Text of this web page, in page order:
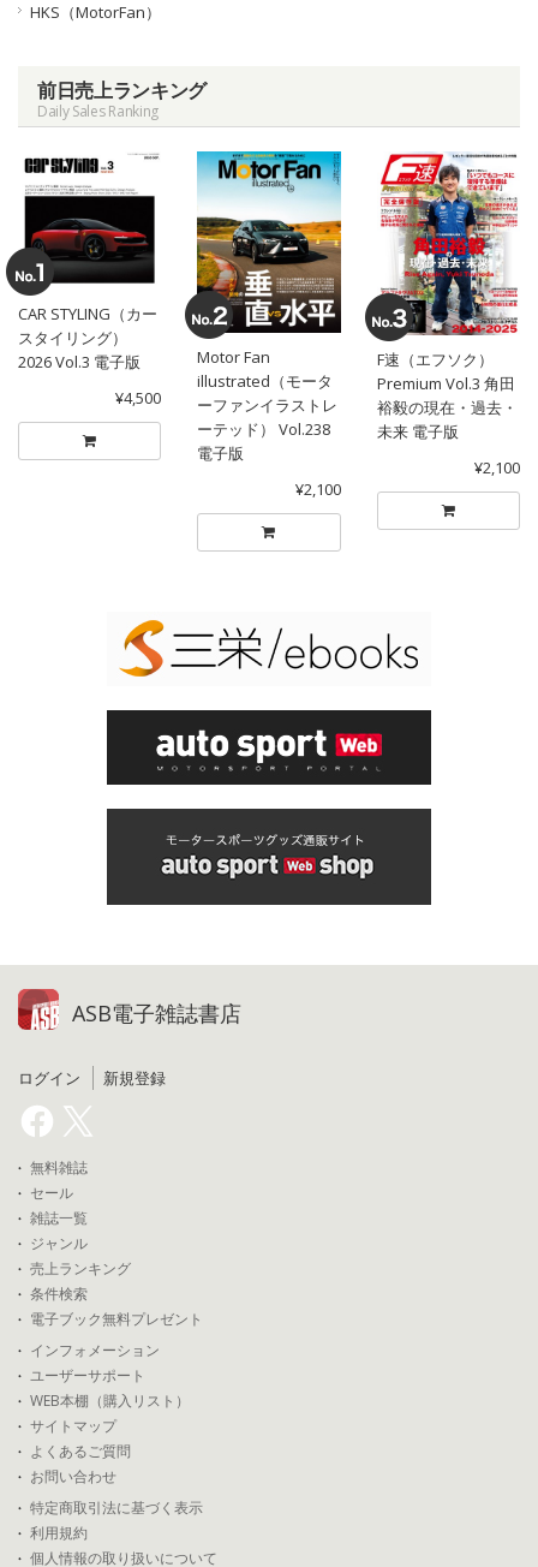
HKS（MotorFan）
前日売上ランキング
Daily Sales Ranking
CAR STYLING（カー
スタイリング）
2026 Vol.3 電子版
¥4,500
Motor Fan
illustrated（モータ
ーファンイラストレ
ーテッド） Vol.238
電子版
¥2,100
F速（エフソク）
Premium Vol.3 角田
裕毅の現在・過去・
未来 電子版
¥2,100
ASB電子雑誌書店
ログイン 新規登録
無料雑誌
セール
雑誌一覧
ジャンル
売上ランキング
条件検索
電子ブック無料プレゼント
インフォメーション
ユーザーサポート
WEB本棚（購入リスト）
サイトマップ
よくあるご質問
お問い合わせ
特定商取引法に基づく表示
利用規約
個人情報の取り扱いについて